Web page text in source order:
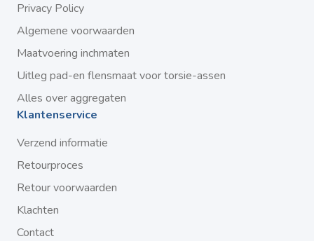
Privacy Policy
Algemene voorwaarden
Maatvoering inchmaten
Uitleg pad-en flensmaat voor torsie-assen
Alles over aggregaten
Klantenservice
Verzend informatie
Retourproces
Retour voorwaarden
Klachten
Contact